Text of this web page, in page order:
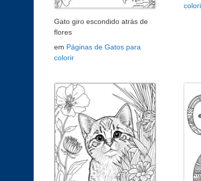
Gato giro escondido atrás de
flores
em Páginas de Gatos para
colorir